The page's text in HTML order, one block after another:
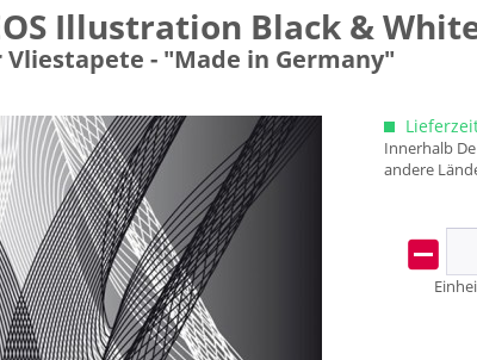
Illustration Black &
- "Made in Germany"
Innerhalb
andere